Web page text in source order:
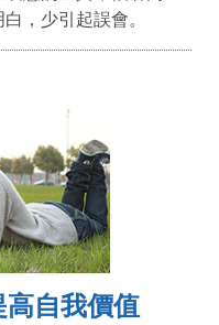
，少引起誤會。
自我價值